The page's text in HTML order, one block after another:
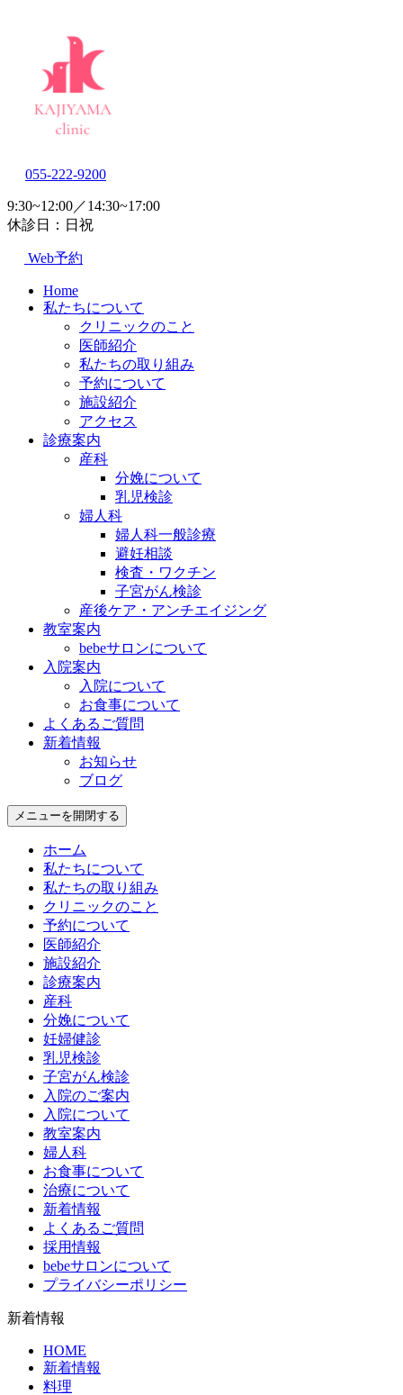
055-222-9200
9:30~12:00／14:30~17:00
休診日：日祝
Web予約
Home
私たちについて
クリニックのこと
医師紹介
私たちの取り組み
予約について
施設紹介
アクセス
診療案内
産科
分娩について
乳児検診
婦人科
婦人科一般診療
避妊相談
検査・ワクチン
子宮がん検診
産後ケア・アンチエイジング
教室案内
bebeサロンについて
入院案内
入院について
お食事について
よくあるご質問
新着情報
お知らせ
ブログ
メニューを開閉する
ホーム
私たちについて
私たちの取り組み
クリニックのこと
予約について
医師紹介
施設紹介
診療案内
産科
分娩について
妊婦健診
乳児検診
子宮がん検診
入院のご案内
入院について
教室案内
婦人科
お食事について
治療について
新着情報
よくあるご質問
採用情報
bebeサロンについて
プライバシーポリシー
新着情報
HOME
新着情報
料理